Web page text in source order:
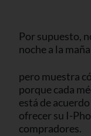
Por supuesto,
noche a la
pero muestra
porque cada
está de
ofrecer su I-
compradores.